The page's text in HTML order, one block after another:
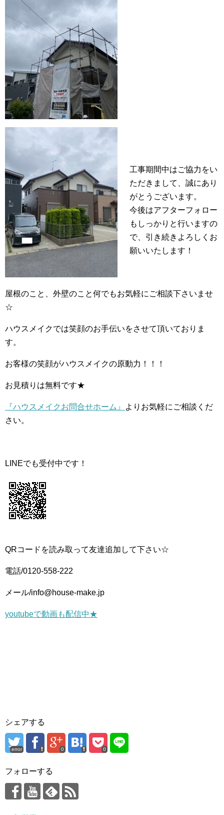
工事期間中はご協力をい
ただきまして、誠にあり
がとうございます。
今後はアフターフォロー
もしっかりと行いますの
で、引き続きよろしくお
願いいたします！
屋根のこと、外壁のこと何でもお気軽にご相談下さいませ
☆
ハウスメイクでは笑顔のお手伝いをさせて頂いておりま
す。
お客様の笑顔がハウスメイクの原動力！！！
お見積りは無料です★
『ハウスメイクお問合せホーム』
よりお気軽にご相談くだ
さい。
LINEでも受付中です！
QRコードを読み取って友達追加して下さい☆
電話/0120-558-222
メール/info@house-make.jp
youtubeで動画も配信中★
シェアする
error 0 0
フォローする